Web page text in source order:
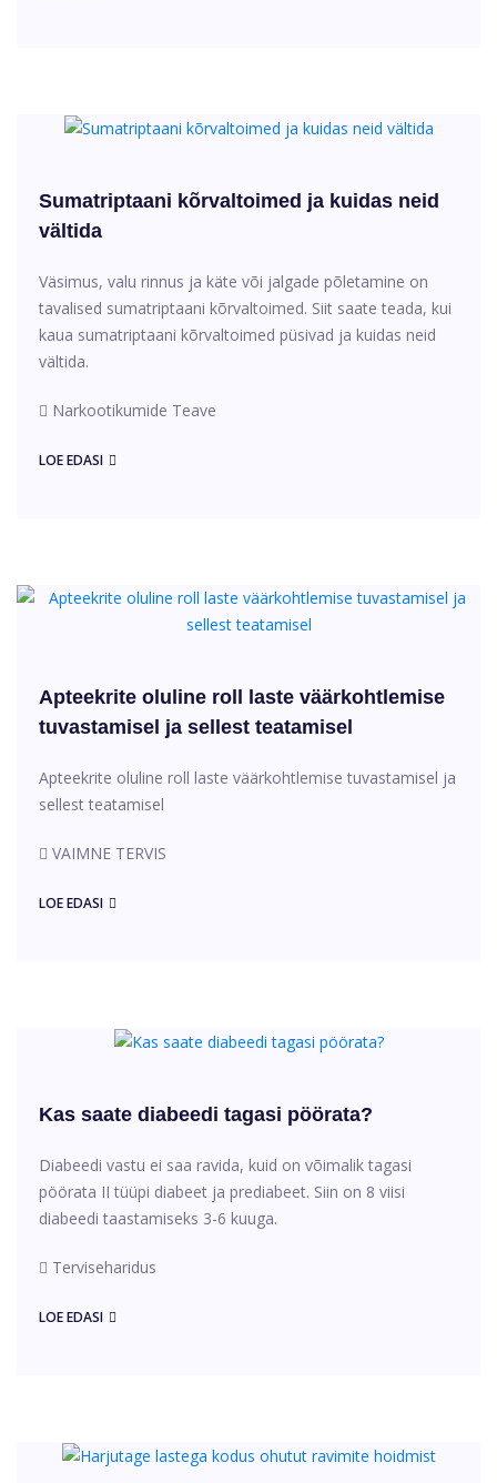
Sumatriptaani kõrvaltoimed ja kuidas neid
vältida
Väsimus, valu rinnus ja käte või jalgade põletamine on
tavalised sumatriptaani kõrvaltoimed. Siit saate teada, kui
kaua sumatriptaani kõrvaltoimed püsivad ja kuidas neid
vältida.
Narkootikumide Teave
LOE EDASI
Apteekrite oluline roll laste väärkohtlemise
tuvastamisel ja sellest teatamisel
Apteekrite oluline roll laste väärkohtlemise tuvastamisel ja
sellest teatamisel
VAIMNE TERVIS
LOE EDASI
Kas saate diabeedi tagasi pöörata?
Diabeedi vastu ei saa ravida, kuid on võimalik tagasi
pöörata II tüüpi diabeet ja prediabeet. Siin on 8 viisi
diabeedi taastamiseks 3-6 kuuga.
Terviseharidus
LOE EDASI